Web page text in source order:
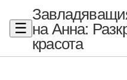
☰ на Анна:
красота